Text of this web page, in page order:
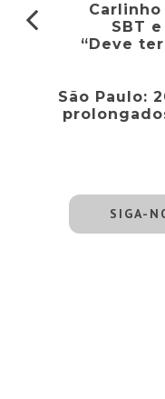
SBT
“Deve
São Paulo:
SIGA-